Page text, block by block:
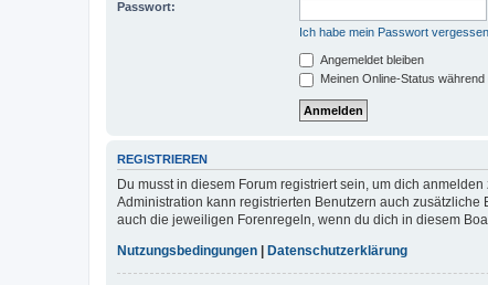
Passwort:
Ich habe mein Passwort vergessen
Angemeldet bleiben
Meinen Online-Status
REGISTRIEREN
Du musst in diesem Forum registriert sein, um dich
Administration kann registrierten Benutzern auch
auch die jeweiligen Forenregeln, wenn du dich in diesem
Nutzungsbedingungen
Datenschutzerklärung